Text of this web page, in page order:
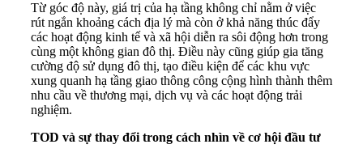
Từ góc độ này, giá trị của hạ tầng không chỉ nằm ở việc
rút ngắn khoảng cách địa lý mà còn ở khả năng thúc đẩy
các hoạt động kinh tế và xã hội diễn ra sôi động hơn trong
cùng một không gian đô thị. Điều này cũng giúp gia tăng
cường độ sử dụng đô thị, tạo điều kiện để các khu vực
xung quanh hạ tầng giao thông công cộng hình thành thêm
nhu cầu về thương mại, dịch vụ và các hoạt động trải
nghiệm.
TOD và sự thay đổi trong cách nhìn về cơ hội đầu tư